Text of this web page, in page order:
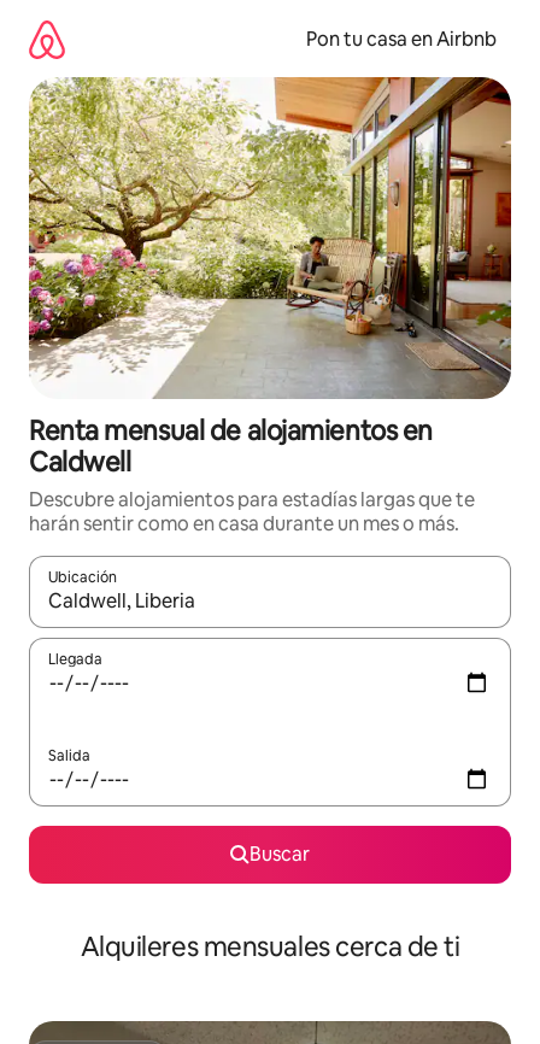
contenido
Pon tu casa en Airbnb
Renta mensual de alojamientos en
Caldwell
Descubre alojamientos para estadías largas que te
harán sentir como en casa durante un mes o más.
Ubicación
Cuando los resultados estén disponibles, navega con las
Llegada
Salida
Buscar
Alquileres mensuales cerca de ti